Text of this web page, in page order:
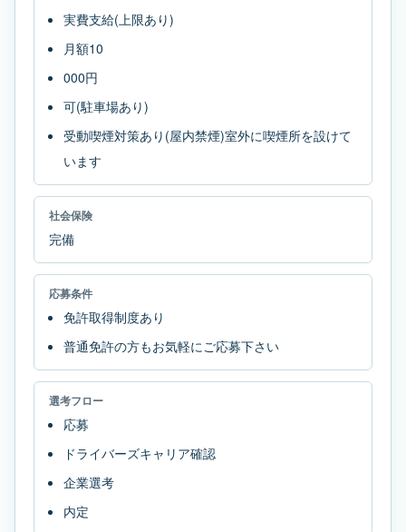
実費支給(上限あり)
月額10
000円
可(駐車場あり)
受動喫煙対策あり(屋内禁煙)室外に喫煙所を設けて
います
社会保険
完備
応募条件
免許取得制度あり
普通免許の方もお気軽にご応募下さい
選考フロー
応募
ドライバーズキャリア確認
企業選考
内定